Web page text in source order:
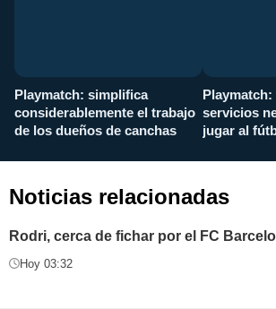
Playmatch: simplifica
considerablemente el trabajo
de los dueños de canchas
servicios
jugar al
Noticias relacionadas
Rodri, cerca de fichar por el FC
Hoy 03:32